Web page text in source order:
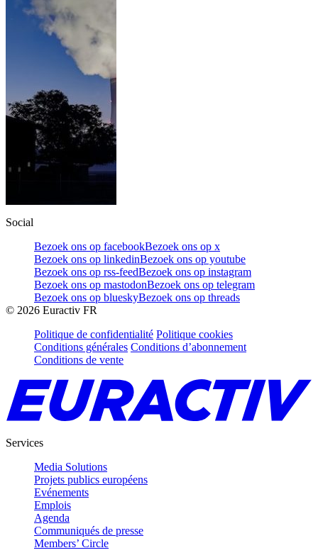
Social
Bezoek ons op facebookBezoek ons op x
Bezoek ons op linkedinBezoek ons op youtube
Bezoek ons op rss-feedBezoek ons op instagram
Bezoek ons op mastodonBezoek ons op telegram
Bezoek ons op blueskyBezoek ons op threads
© 2026 Euractiv FR
Politique de confidentialité Politique cookies
Conditions générales Conditions d’abonnement
Conditions de vente
Services
Media Solutions
Projets publics européens
Evénements
Emplois
Agenda
Communiqués de presse
Members’ Circle